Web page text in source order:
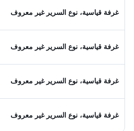
غرفة قياسية، نوع السرير غير معروف
غرفة قياسية، نوع السرير غير معروف
غرفة قياسية، نوع السرير غير معروف
غرفة قياسية، نوع السرير غير معروف